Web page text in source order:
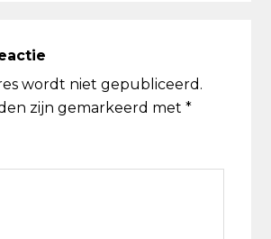
wordt niet gepubliceerd.
zijn gemarkeerd met*